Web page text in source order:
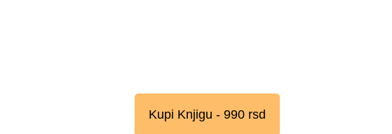
Kupi Knjigu - 990 rsd